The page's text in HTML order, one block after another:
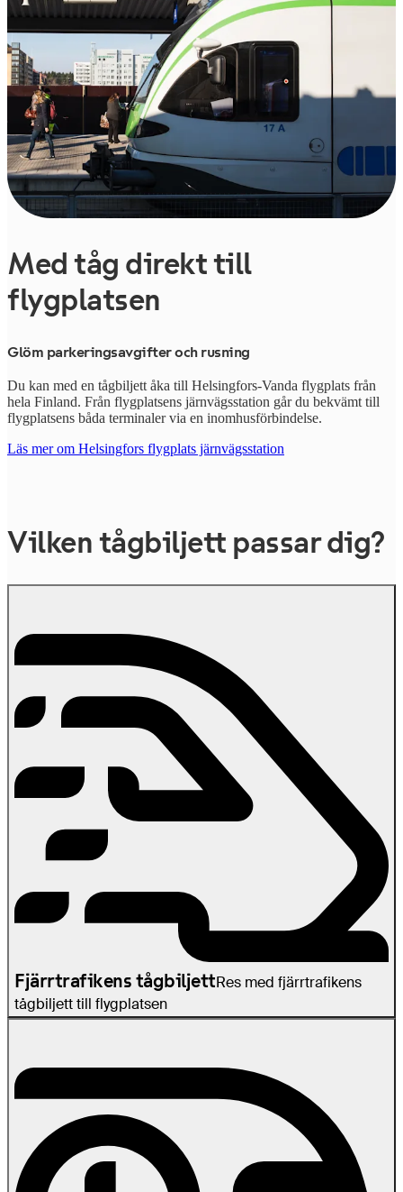
Med tåg direkt till
flygplatsen
Glöm parkeringsavgifter och rusning
Du kan med en tågbiljett åka till Helsingfors-Vanda flygplats från
hela Finland. Från flygplatsens järnvägsstation går du bekvämt till
flygplatsens båda terminaler via en inomhusförbindelse.
Läs mer om Helsingfors flygplats järnvägsstation
Vilken tågbiljett passar dig?
Fjärrtrafikens tågbiljettRes med fjärrtrafikens
tågbiljett till flygplatsen